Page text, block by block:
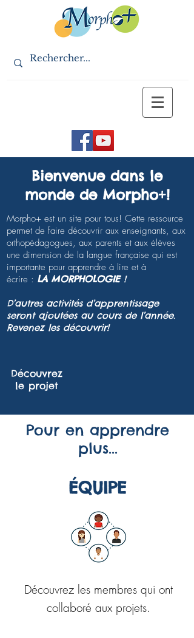
Bienvenue dans le
monde de Morpho+!
Morpho+ est un site pour tous! Cette ressource
permet de faire découvrir aux enseignants, aux
orthopédagogues, aux parents et aux élèves
une dimension de la langue française qui est
importante pour apprendre à lire et à
écrire : LA MORPHOLOGIE!
D’autres activités d’apprentissage
seront ajoutées au cours de l’année.
Revenez les découvrir!
Découvrez
le projet
Pour en apprendre
plus...
ÉQUIPE
Découvrez les membres qui ont
collaboré aux projets.